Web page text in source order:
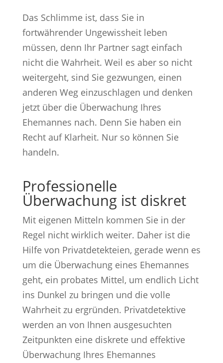
Das Schlimme ist, dass Sie in
fortwährender Ungewissheit leben
müssen, denn Ihr Partner sagt einfach
nicht die Wahrheit. Weil es aber so nicht
weitergeht, sind Sie gezwungen, einen
anderen Weg einzuschlagen und denken
jetzt über die Überwachung Ihres
Ehemannes nach. Denn Sie haben ein
Recht auf Klarheit. Nur so können Sie
handeln.
Professionelle
Überwachung ist diskret
Mit eigenen Mitteln kommen Sie in der
Regel nicht wirklich weiter. Daher ist die
Hilfe von Privatdetekteien, gerade wenn es
um die Überwachung eines Ehemannes
geht, ein probates Mittel, um endlich Licht
ins Dunkel zu bringen und die volle
Wahrheit zu ergründen. Privatdetektive
werden an von Ihnen ausgesuchten
Zeitpunkten eine diskrete und effektive
Überwachung Ihres Ehemannes